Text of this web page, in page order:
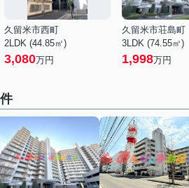
久留米市西町
2LDK (44.85㎡)
3,080万円
久留米市荘島町
3LDK (74.55㎡)
1,998万円